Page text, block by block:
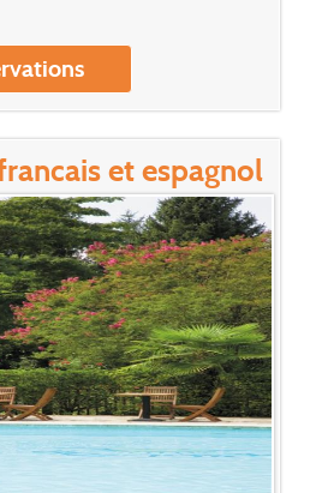
et espagnol